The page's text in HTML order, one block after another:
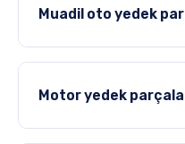
Muadil oto yedek
Motor yedek